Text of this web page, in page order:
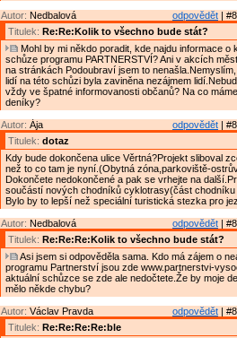
odpovědět |
Autor: Nedbalová
Titulek: Re:Re:Kolik to všechno bude stát?
Mohl by mi někdo poradit, kde najdu informace o
schůze programu PARTNERSTVÍ? Ani v akcích
na stránkách Podoubraví jsem to
lidí na této schůzi byla zaviněna nezájmem
vždy ve špatné informovanosti občanů? Na co
deníky?
odpovědět |
Autor: Ája
Titulek: dotaz
Kdy bude dokončena ulice Věrtná?Projekt sliboval
než to co tam je nyní.(Obytná zóna,parkoviště-
Dokončete nedokončené a pak se vrhejte na
součástí nových chodníků cyklotrasy(část
Bylo by to lepší než speciální turistická stezka pro
odpovědět |
Autor: Nedbalová
Titulek: Re:Re:Re:Kolik to všechno bude stát?
Asi jsem si odpověděla sama. Kdo má zájem o
programu Partnerství jsou zde www.partnerstvi-
aktuální schůzce se zde ale nedočtete.Že by moje
mělo někde chybu?
odpovědět |
Autor: Václav Pravda
Titulek: Re:Re:Re:Re:ble